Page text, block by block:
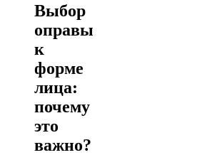
Выбор
оправы
к
форме
лица:
почему
это
важно?